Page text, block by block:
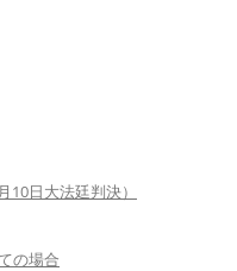
10日大法廷判決）
の場合